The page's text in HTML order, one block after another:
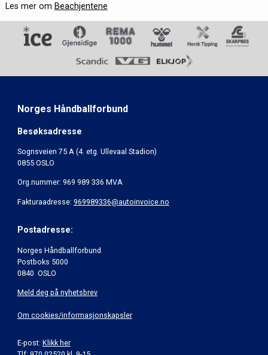
Les mer om Beachjentene
Norges Håndballforbund
Besøksadresse
Sognsveien 75 A (4. etg. Ullevaal Stadion)
0855 OSLO
Org.nummer: 969 989 336 MVA
Fakturaadresse: 969989336@autoinvoice.no
Postadresse:
Norges Håndballforbund
Postboks 5000
0840 OSLO
Meld deg på nyhetsbrev
Om cookies/informasjonskapsler
E-post: Klikk her